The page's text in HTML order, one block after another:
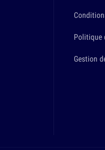
Politique
Gestion